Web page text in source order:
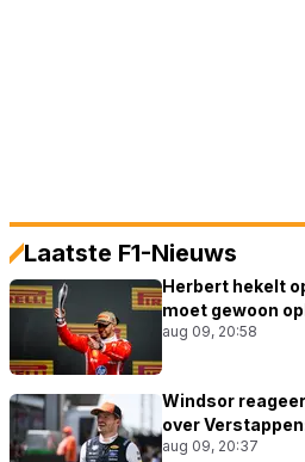
Laatste F1-Nieuws
Herbert hekelt
moet gewoon
aug 09, 20:58
Windsor
over
aug 09, 20:37